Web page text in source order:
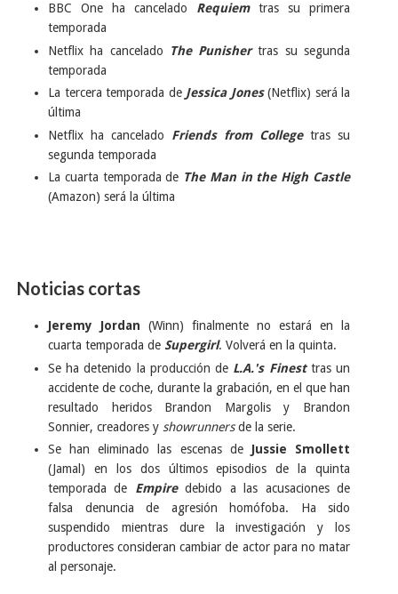
BBC One ha cancelado Requiemtras su primera
temporada
Netflix ha cancelado
The Punishertras su segunda
temporada
La tercera temporada de Jessica Jones(Netflix) será la
última
Netflix ha cancelado Friends from Collegetras su
segunda temporada
La cuarta temporada de The Man in the High Castle
(Amazon) será la última
Noticias cortas
Jeremy Jordan (Winn) finalmente no estará en la
cuarta temporada de Supergirl. Volverá en la quinta.
Se ha detenido la producción de L.A.'s Finesttras un
accidente de coche, durante la grabación, en el que han
resultado heridos Brandon Margolis y Brandon
Sonnier, creadores y showrunnersde la serie.
Se han eliminado las escenas de Jussie Smollett
(Jamal) en los dos últimos episodios de la quinta
temporada de Empiredebido a las acusaciones de
falsa denuncia de agresión homófoba. Ha sido
suspendido mientras dure la investigación y los
productores consideran cambiar de actor para no matar
al personaje.